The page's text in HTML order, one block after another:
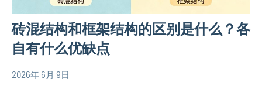
砖混结构和框架结构的区别是什么？各
自有什么优缺点
2026年 6月 9日
yacool